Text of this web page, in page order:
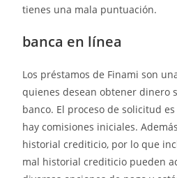
tienes una mala puntuación.
banca en línea
Los préstamos de Finami son
quienes desean obtener dinero
banco. El proceso de solicitud
hay comisiones iniciales.
historial crediticio, por lo que
mal historial crediticio pueden